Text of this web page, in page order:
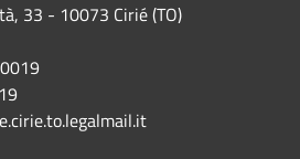
33 - 10073 Cirié (TO)